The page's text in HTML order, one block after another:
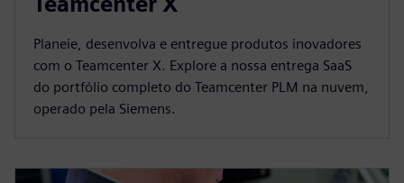
Planeie, desenvolva e entregue produtos inovadores
com o Teamcenter X. Explore a nossa entrega SaaS
do portfólio completo do Teamcenter PLM na nuvem,
operado pela Siemens.